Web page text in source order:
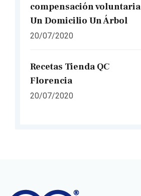
compensación voluntaria
Un Domicilio Un Árbol
20/07/2020
Recetas Tienda QC
Florencia
20/07/2020